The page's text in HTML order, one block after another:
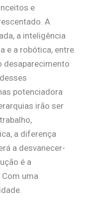
e
A
a inteligência
e a robótica, entre
desaparecimento
potenciadora
irão ser
a diferença
a desvanecer-
é a
uma